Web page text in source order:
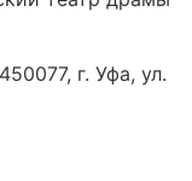
г. Уфа, ул.